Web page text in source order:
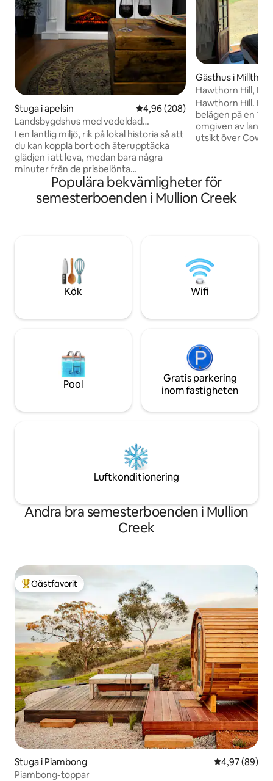
Stuga i apelsin 4,96 av 5 i genomsnittligt
4,96 (208)
Landsbygdshus med vedeldad
bubbelpool
I en lantlig miljö, rik på lokal historia så att
du kan koppla bort och återupptäcka
glädjen i att leva, medan bara några
minuter från de prisbelönta
restaurangerna och vingårdarna i
Orange. Under våra gästers vistelse kan
de smälta bort sina bekymmer i vårt
stugan och begränsad telefontjänst. Ett
bra sätt att koppla av och varva ner utan
att vara helt avskuren från världen.
Gästhus i
Hawthorn Hill,
Hawthorn Hill.
belägen på en 10
omgiven av
utsikt över
och badrum. Full
tillhandahålls. Se
kycklingar.
Populära bekvämligheter för
semesterboenden i Mullion Creek
Kök Wifi
Pool
Gratis parkering
inom fastigheten
Luftkonditionering
Andra bra semesterboenden i Mullion
Creek
Populär gästfavorit
Gästfavorit
Stuga i Piambong 4,97 av 5 i
4,97 (89)
Piambong-toppar